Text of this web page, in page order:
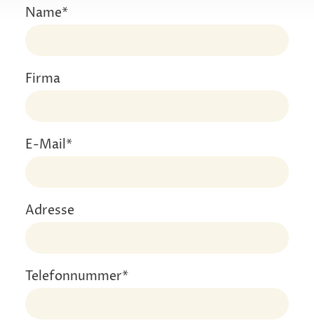
Name*
Firma
E-Mail*
Adresse
Telefonnummer*